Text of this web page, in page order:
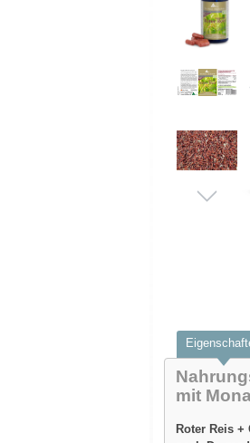
mit
Roter Reis +